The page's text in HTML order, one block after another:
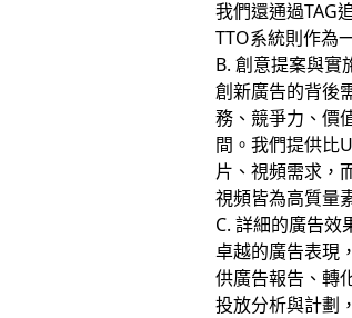
我們還通過TAG
TTO系統則作為
B. 創意提案與實
創新廣告的背後
務、競爭力、價
間。我們提供比
片、視頻需求，
視頻皆為高質量
C. 詳細的廣告效
卓越的廣告表現
供廣告報告、轉
投放分析與計劃